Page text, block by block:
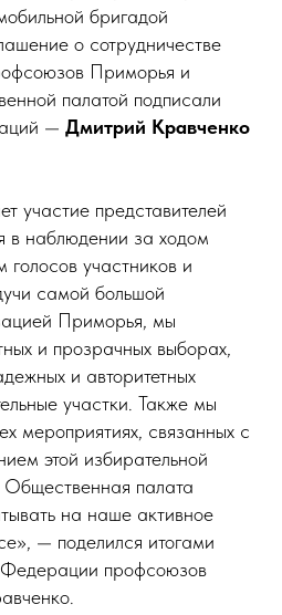
бригадой
о сотрудничестве
Приморья и
палатой подписали
— Дмитрий Кравченко
участие представителей
в наблюдении за ходом
голосов участников и
самой большой
Приморья, мы
и прозрачных выборах,
и авторитетных
участки. Также мы
мероприятиях, связанных с
этой избирательной
палата
на наше активное
— поделился итогами
Федерации профсоюзов